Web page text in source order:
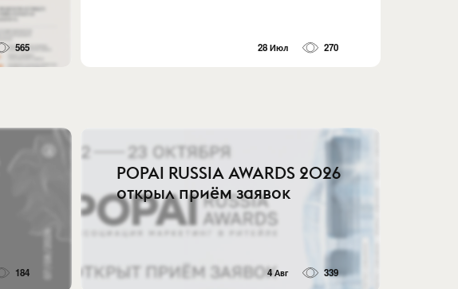
565 28 Июл 270
184
POPAI RUSSIA AWARDS 2026
открыл приём заявок
4 Авг 339